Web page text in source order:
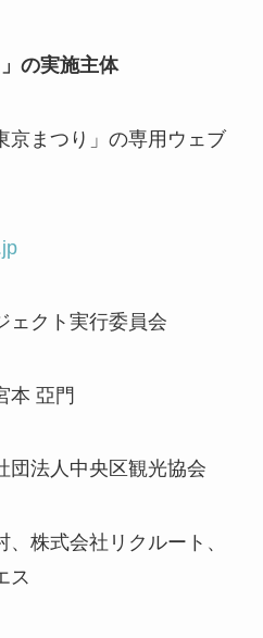
の実施主体
まつり」の専用ウェブ
ェクト実行委員会
本 亞門
団法人中央区観光協会
、株式会社リクルート、
ス